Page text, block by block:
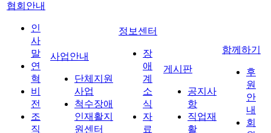
협회안내
인
사
말
연
혁
비
전
조
직
사업안내
단체지원
사업
척수장애
인재활지
원센터
정보센터
장
애
계
소
식
자
료
게시판
공지사
항
직업재
활
함께하기
후
원
안
내
회